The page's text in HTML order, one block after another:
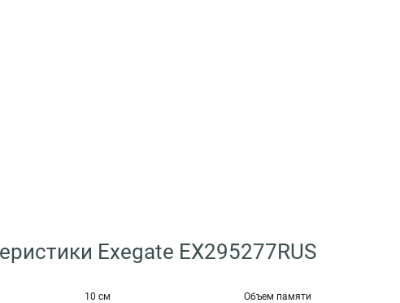
Exegate EX295277RUS
10 см Объем памяти